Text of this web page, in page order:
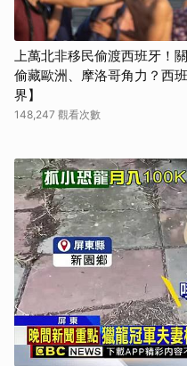
上萬北非移民偷渡西班牙！
偷藏歐洲、摩洛哥角力？西
界】
148,247 觀看次數